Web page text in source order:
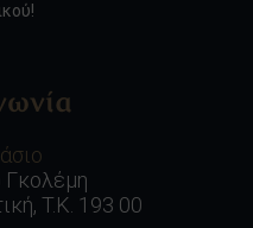
Τ.Κ. 193 00